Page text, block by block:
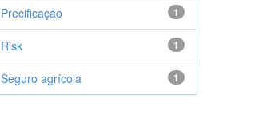
1
Precificação
1
Risk
1
Seguro agrícola